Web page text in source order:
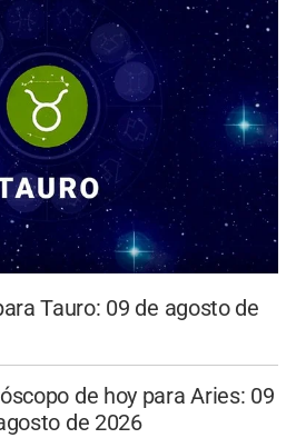
Tauro: 09 de agosto de
de hoy para Aries: 09
de 2026